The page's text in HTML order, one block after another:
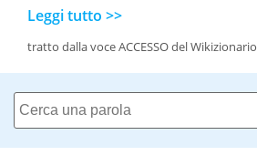
Leggi tutto >>
tratto dalla voce ACCESSO del Wikizionario